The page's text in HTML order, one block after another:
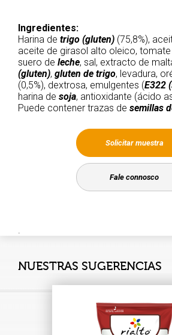
Ingredientes:
Harina de trigo (gluten) (75,8%),
aceite de girasol alto oleico, tomate
suero de leche, sal, extracto de
(gluten), gluten de trigo, levadura,
(0,5%), dextrosa, emulgentes (E322
harina de soja, antioxidante (ácido
Puede contener trazas de semillas
Solicitar muestra
Fale connosco
.
NUESTRAS SUGERENCIAS